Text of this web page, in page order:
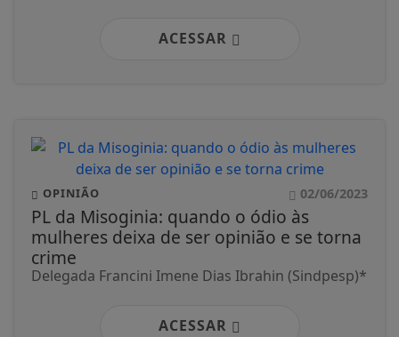
ACESSAR
OPINIÃO 02/06/2023
PL da Misoginia: quando o ódio às
mulheres deixa de ser opinião e se torna
crime
Delegada Francini Imene Dias Ibrahin (Sindpesp)*
ACESSAR